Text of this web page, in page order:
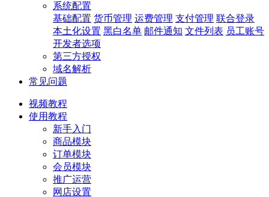
系统配置
基础配置 货币管理 运费管理 支付管理 联合登录
本土化设置 黑白名单 邮件通知 文件列表 员工账号
开发者选项
第三方授权
域名解析
常见问题
视频教程
使用教程
新手入门
商品模块
订单模块
会员模块
推广运营
网店设置